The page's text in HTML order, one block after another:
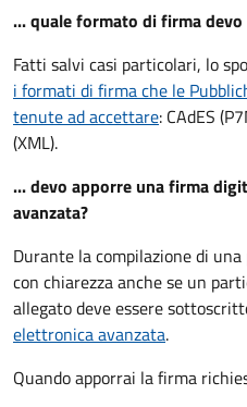
... quale formato di firma
Fatti salvi casi particolari, lo
i formati di firma che le
tenute ad accettare: CAdES
(XML).
... devo apporre una firma
avanzata?
Durante la compilazione di
con chiarezza anche se un
allegato deve essere
elettronica avanzata.
Quando apporrai la firma